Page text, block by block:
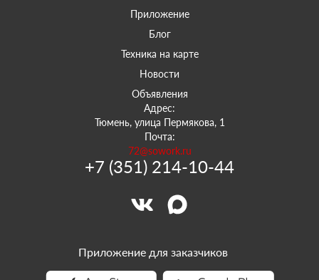
Приложение
Блог
Техника на карте
Новости
Объявления
Адрес:
Тюмень, улица Пермякова, 1
Почта:
72@sowork.ru
+7 (351) 214-10-44
Приложение для заказчиков